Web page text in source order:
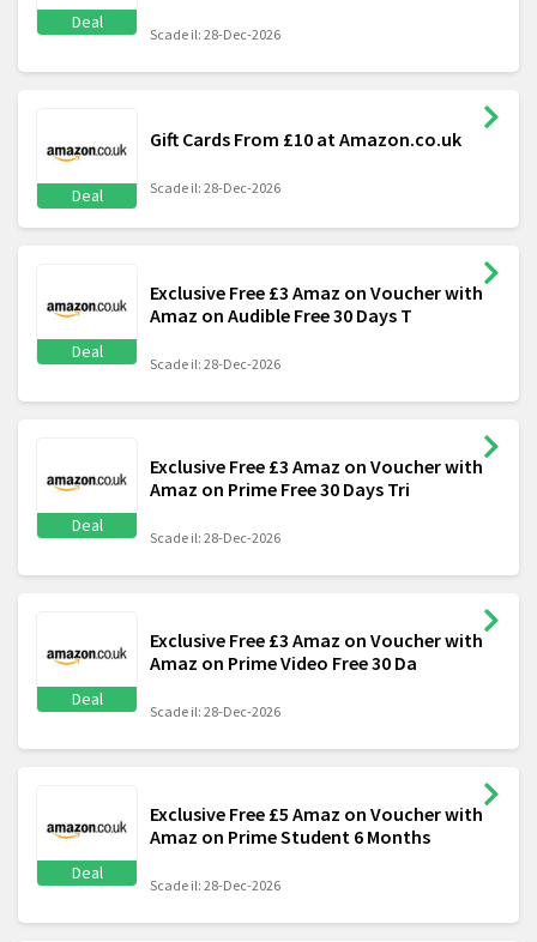
Deal
Scade il: 28-Dec-2026
Deal
Gift Cards From £10 at Amazon.co.uk
Scade il: 28-Dec-2026
Deal
Exclusive Free £3 Amaz on Voucher with
Amaz on Audible Free 30 Days T
Scade il: 28-Dec-2026
Deal
Exclusive Free £3 Amaz on Voucher with
Amaz on Prime Free 30 Days Tri
Scade il: 28-Dec-2026
Deal
Exclusive Free £3 Amaz on Voucher with
Amaz on Prime Video Free 30 Da
Scade il: 28-Dec-2026
Deal
Exclusive Free £5 Amaz on Voucher with
Amaz on Prime Student 6 Months
Scade il: 28-Dec-2026